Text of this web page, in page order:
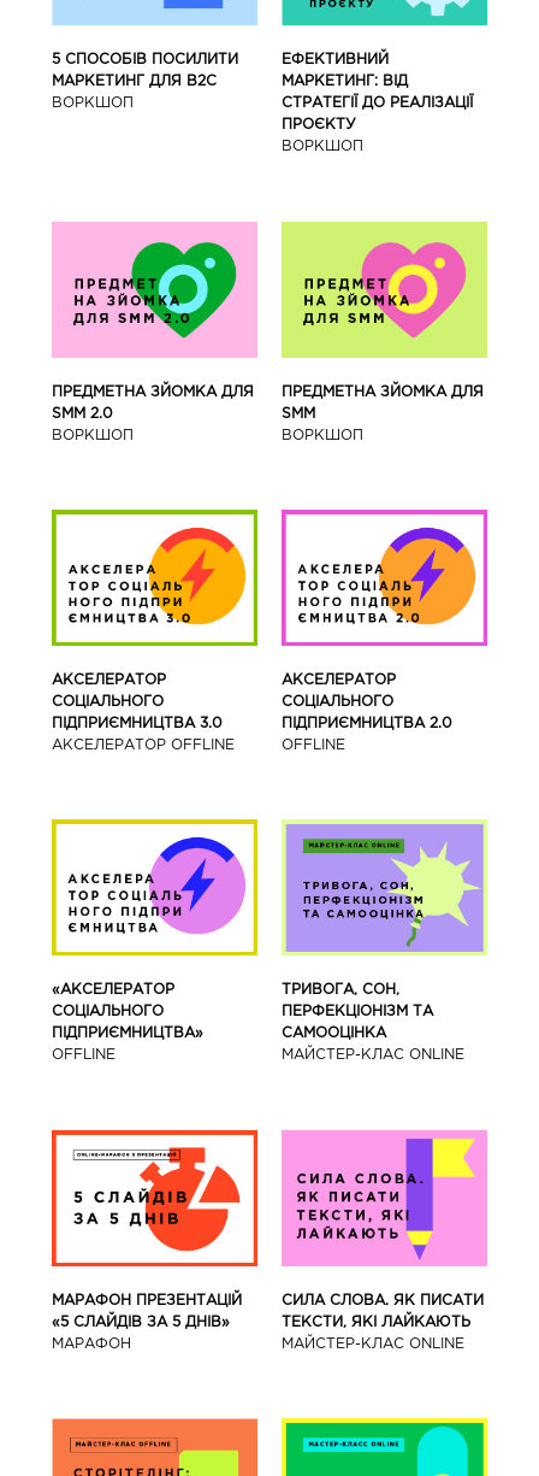
5 СПОСОБІВ ПОСИЛИТИ
МАРКЕТИНГ ДЛЯ В2С
ВОРКШОП
ЕФЕКТИВНИЙ
МАРКЕТИНГ: ВІД
СТРАТЕГІЇ ДО РЕАЛІЗАЦІЇ
ПРОЄКТУ
ВОРКШОП
ПРЕДМЕТНА ЗЙОМКА ДЛЯ
SMM 2.0
ВОРКШОП
ПРЕДМЕТНА ЗЙОМКА ДЛЯ
SMM
ВОРКШОП
АКСЕЛЕРАТОР
СОЦІАЛЬНОГО
ПІДПРИЄМНИЦТВА 3.0
АКСЕЛЕРАТОР OFFLINE
АКСЕЛЕРАТОР
СОЦІАЛЬНОГО
ПІДПРИЄМНИЦТВА 2.0
OFFLINE
«АКСЕЛЕРАТОР
СОЦІАЛЬНОГО
ПІДПРИЄМНИЦТВА»
OFFLINE
ТРИВОГА, СОН,
ПЕРФЕКЦІОНІЗМ ТА
САМООЦІНКА
МАЙСТЕР-КЛАС ONLINE
МАРАФОН ПРЕЗЕНТАЦІЙ
«5 СЛАЙДІВ ЗА 5 ДНІВ»
МАРАФОН
СИЛА СЛОВА. ЯК ПИСАТИ
ТЕКСТИ, ЯКІ ЛАЙКАЮТЬ
МАЙСТЕР-КЛАС ONLINE